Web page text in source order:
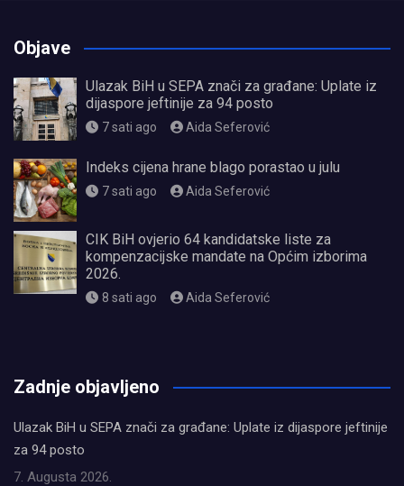
Objave
Ulazak BiH u SEPA znači za građane: Uplate iz
dijaspore jeftinije za 94 posto
7 sati ago Aida Seferović
Indeks cijena hrane blago porastao u julu
7 sati ago Aida Seferović
CIK BiH ovjerio 64 kandidatske liste za
kompenzacijske mandate na Općim izborima
2026.
8 sati ago Aida Seferović
Zadnje objavljeno
Ulazak BiH u SEPA znači za građane: Uplate iz dijaspore jeftinije
za 94 posto
7. Augusta 2026.